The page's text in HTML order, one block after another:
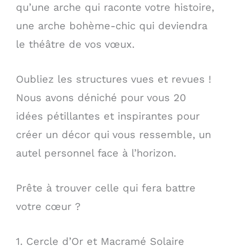
qu’une arche qui raconte votre histoire,
une arche bohème-chic qui deviendra
le théâtre de vos vœux.
Oubliez les structures vues et revues !
Nous avons déniché pour vous 20
idées pétillantes et inspirantes pour
créer un décor qui vous ressemble, un
autel personnel face à l’horizon.
Prête à trouver celle qui fera battre
votre cœur ?
1. Cercle d’Or et Macramé Solaire